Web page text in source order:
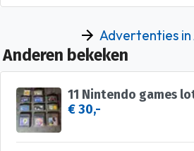
Advertenties in
Anderen bekeken
€ 30,-